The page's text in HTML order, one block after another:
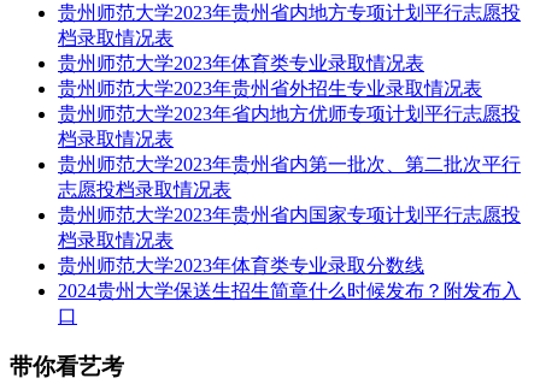
贵州师范大学2023年贵州省内地方专项计划平行志愿投
档录取情况表
贵州师范大学2023年体育类专业录取情况表
贵州师范大学2023年贵州省外招生专业录取情况表
贵州师范大学2023年省内地方优师专项计划平行志愿投
档录取情况表
贵州师范大学2023年贵州省内第一批次、第二批次平行
志愿投档录取情况表
贵州师范大学2023年贵州省内国家专项计划平行志愿投
档录取情况表
贵州师范大学2023年体育类专业录取分数线
2024贵州大学保送生招生简章什么时候发布？附发布入
口
带你看艺考